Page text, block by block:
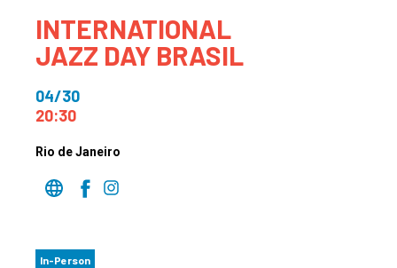
INTERNATIONAL
JAZZ DAY BRASIL
04/30
20:30
Rio de Janeiro
In-Person